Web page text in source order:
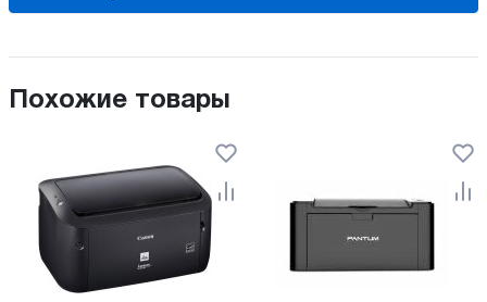
Похожие товары